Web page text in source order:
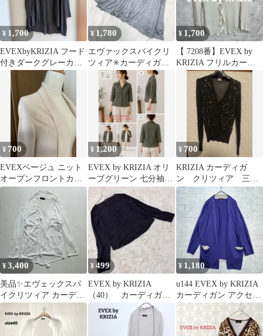
¥ 1,700
EVEXbyKRIZIA フード
付きダークグレーカー
ディガン 42号 L相当
¥ 1,780
エヴァックスバイクリ
ツィア✳️カーディガン
羽織 長袖 薄手 ボタン
レス XL
¥ 1,700
【 7208番】EVEX by
KRIZIA フリルカーデ
ィガン ホワイト 40
¥ 700
EVEXベージュ ニット
オープンフロントカー
ディガン綿100%
¥ 1,200
EVEX by KRIZIA オリ
ーブグリーン 七分袖シ
ャツ 綿100%
¥ 700
KRIZIA カーディガ
ン クリツィア 三陽
商会
¥3,400
美品✨エヴェックスバ
イクリツィア カーディ
ガン シアー 白
44（H555）
¥499
EVEX by KRIZIA
（40） カーディガ
ン 花柄 刺繍 ボタ
¥ 1,180
u144 EVEX by KRIZIA
カーディガン アクセン
ト カジュアル